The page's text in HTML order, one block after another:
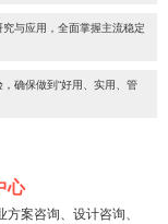
与应用，全面掌握主流稳定
确保做到“好用、实用、管
心
方案咨询、设计咨询、